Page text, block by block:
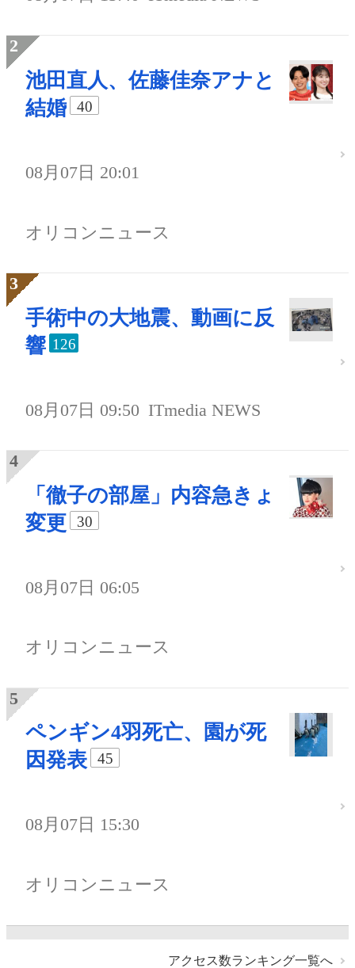
池田直人、佐藤佳奈アナと
結婚
40
08月07日 20:01
オリコンニュース
手術中の大地震、動画に反
響 126
08月07日 09:50 ITmedia NEWS
「徹子の部屋」内容急きょ
変更
30
08月07日 06:05
オリコンニュース
ペンギン4羽死亡、園が死
因発表
45
08月07日 15:30
オリコンニュース
アクセス数ランキング一覧へ